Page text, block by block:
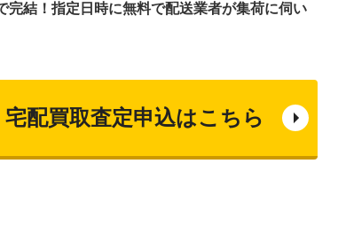
完結！指定日時に無料で配送業者が集荷に伺い
宅配買取査定申込はこちら